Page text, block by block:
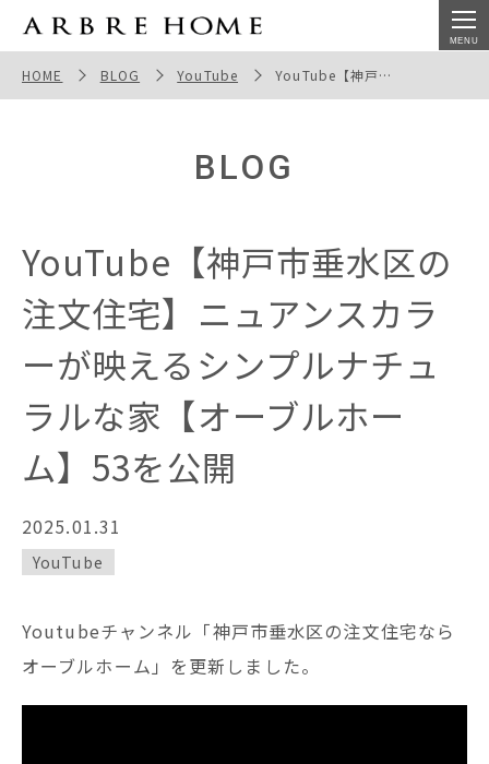
YouTube【神戸市垂水区の注文住宅】ニュアンスカラー
が映えるシンプルナチュラルな家【オーブルホーム】53を
公開
HOME BLOG YouTube YouTube【神戸市垂水区の注文住宅】ニュアンスカラーが映えるシンプルナチュラルな家【オーブルホーム】53を公開
BLOG
YouTube【神戸市垂水区の
注文住宅】ニュアンスカラ
ーが映えるシンプルナチュ
ラルな家【オーブルホー
ム】53を公開
2025.01.31
YouTube
Youtubeチャンネル「神戸市垂水区の注文住宅なら
オーブルホーム」を更新しました。